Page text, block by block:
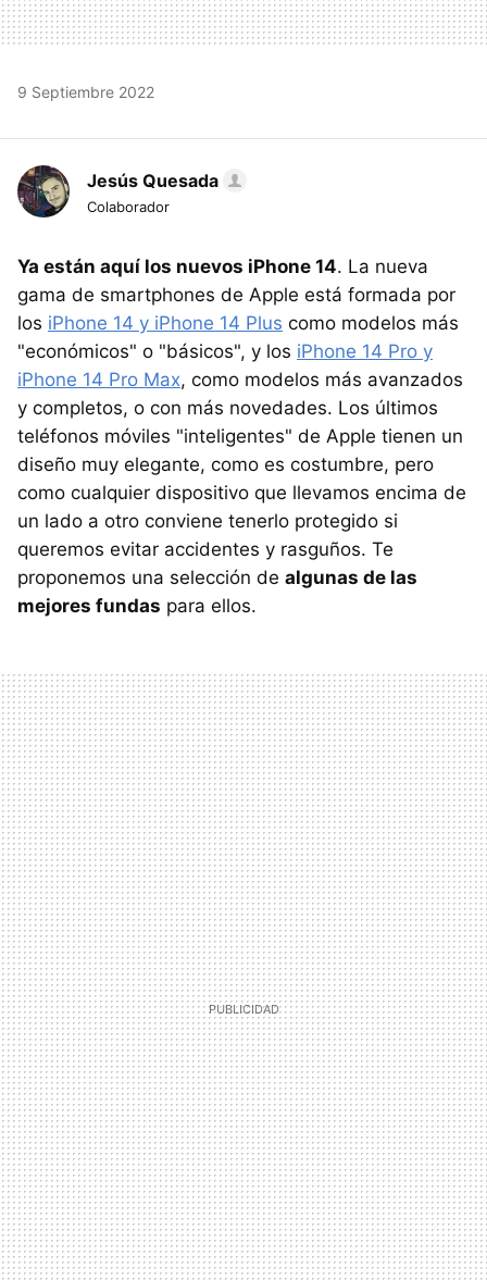
9 Septiembre 2022
Jesús Quesada
Colaborador
Ya están aquí los nuevos iPhone 14. La nueva
gama de smartphones de Apple está formada por
los iPhone 14 y iPhone 14 Plus como modelos más
"económicos" o "básicos", y los iPhone 14 Pro y
iPhone 14 Pro Max, como modelos más avanzados
y completos, o con más novedades. Los últimos
teléfonos móviles "inteligentes" de Apple tienen un
diseño muy elegante, como es costumbre, pero
como cualquier dispositivo que llevamos encima de
un lado a otro conviene tenerlo protegido si
queremos evitar accidentes y rasguños. Te
proponemos una selección de algunas de las
mejores fundas para ellos.